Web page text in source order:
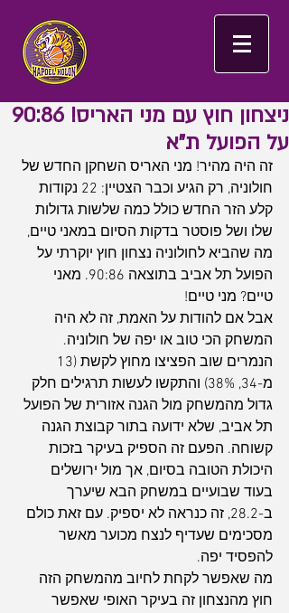
ניצחון חוץ עם מני האריס! 90:86
על הפועל ת"א
זה היה מהיר! מני האריס השחקן החדש של
חולוניה, רק הגיע וכבר הצטיין: 22 נקודות
קלע הזר החדש כולל כמה שלשות גדולות
שלו ושל פוסטר בדקות הסיום במאני טיים,
מה שהביא לחולוניה נצחון חוץ יוקרתי על
הפועל תל אביב בתוצאה 90:86. מאני
טיים? מני טיים!
אבל אם להודות על האמת, זה לא היה
המשחק הכי טוב או יפה של חולוניה.
מ-34, 38%) והתקשו לעשות תרגילים חלק
גדול מהמשחק מול הגנה אזורית של הפועל
תל אביב, שלא ידועה בתור קבוצת הגנה
קשוחה. הפעם זה הספיק בעיקר בזכות
היכולת הטובה בסיום, אך מול ירושלים
בעוד שבועיים במשחק הבא שיערך
ב-28.2, זה כנראה לא יספיק. עם זאת כולם
מסכימים שעדיף לנצח מכוער מאשר
להפסיד יפה.
מה שאפשר לקחת לחיוב מהמשחק הזה
חוץ מהנצחון זה בעיקר האופי שאפשר